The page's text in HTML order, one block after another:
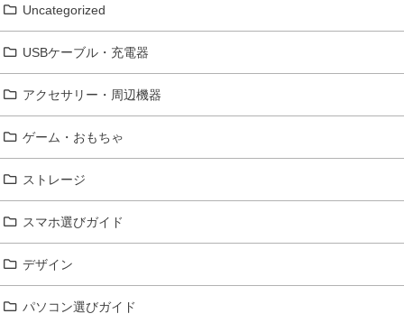
Uncategorized
USBケーブル・充電器
アクセサリー・周辺機器
ゲーム・おもちゃ
ストレージ
スマホ選びガイド
デザイン
パソコン選びガイド